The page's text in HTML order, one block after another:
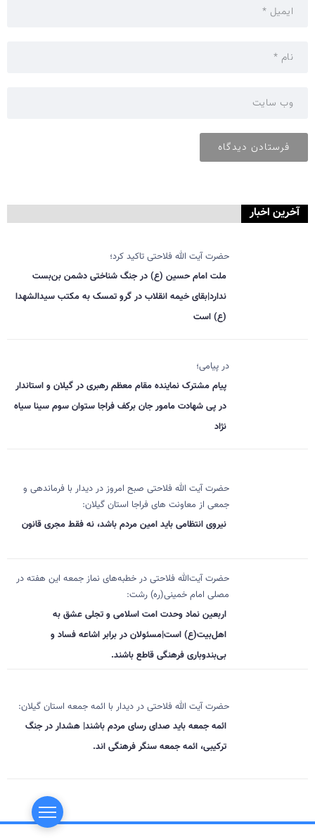
آخرین اخبار
حضرت آیت الله فلاحتی تاکید کرد؛
ملت امام حسین (ع) در جنگ شناختی دشمن بن‌بست
ندارد|بقای خیمه انقلاب در گرو تمسک به مکتب سیدالشهدا
(ع) است
در پیامی؛
پیام مشترک نماینده مقام معظم رهبری در گیلان و استاندار
در پی شهادت مامور جان برکف فراجا ستوان سوم سینا سیاه
نژاد
حضرت آیت الله فلاحتی صبح امروز در دیدار با فرماندهی و
جمعی از معاونت های فراجا استان گیلان:
نیروی انتظامی باید امین مردم باشد، نه فقط مجری قانون
حضرت آیت‌الله فلاحتی در خطبه‌های نماز جمعه این هفته در
مصلی امام خمینی(ره) رشت:
اربعین نماد وحدت امت اسلامی و تجلی عشق به
اهل‌بیت(ع) است|مسئولان در برابر اشاعه فساد و
بی‌بندوباری فرهنگی قاطع باشند.
حضرت آیت الله فلاحتی در دیدار با ائمه جمعه استان گیلان:
ائمه جمعه باید صدای رسای مردم باشند| هشدار در جنگ
ترکیبی، ائمه جمعه سنگر فرهنگی اند.